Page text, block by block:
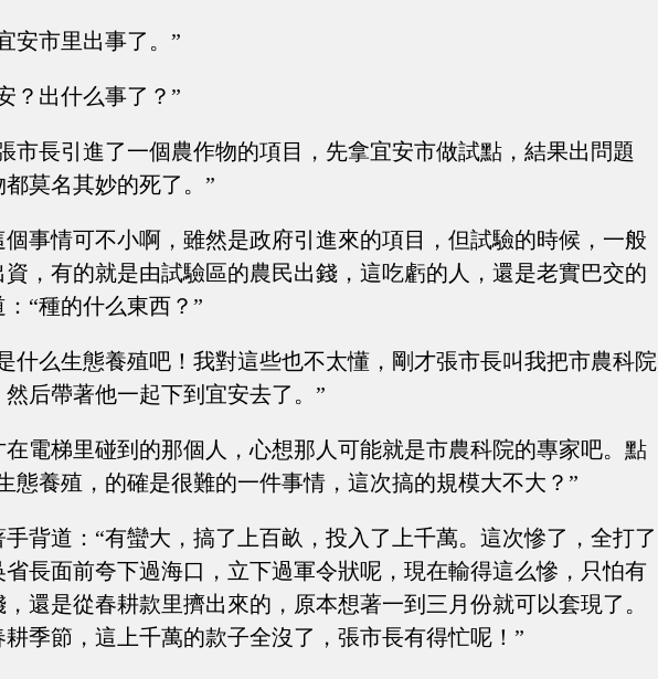
安市里出事了。”
？出什么事了？”
市長引進了一個農作物的項目，先拿宜安市做試點，結果出問題
莫名其妙的死了。”
事情可不小啊，雖然是政府引進來的項目，但試驗的時候，一般
，有的就是由試驗區的農民出錢，這吃虧的人，還是老實巴交的
“種的什么東西？”
什么生態養殖吧！我對這些也不太懂，剛才張市長叫我把市農科院
后帶著他一起下到宜安去了。”
電梯里碰到的那個人，心想那人可能就是市農科院的專家吧。點
態養殖，的確是很難的一件事情，這次搞的規模大不大？”
手背道：“有蠻大，搞了上百畝，投入了上千萬。這次慘了，全打了
長面前夸下過海口，立下過軍令狀呢，現在輸得這么慘，只怕有
還是從春耕款里擠出來的，原本想著一到三月份就可以套現了。
季節，這上千萬的款子全沒了，張市長有得忙呢！”